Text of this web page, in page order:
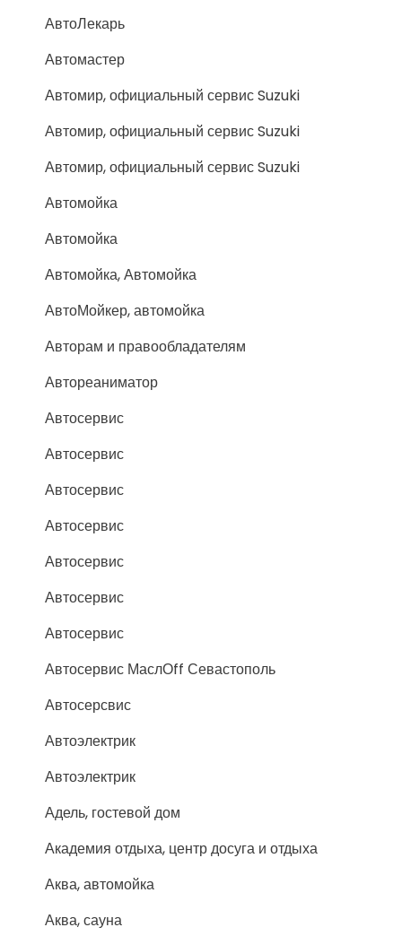
АвтоЛекарь
Автомастер
Автомир, официальный сервис Suzuki
Автомир, официальный сервис Suzuki
Автомир, официальный сервис Suzuki
Автомойка
Автомойка
Автомойка, Автомойка
АвтоМойкер, автомойка
Авторам и правообладателям
Автореаниматор
Автосервис
Автосервис
Автосервис
Автосервис
Автосервис
Автосервис
Автосервис
Автосервис МаслОff Севастополь
Автосерсвис
Автоэлектрик
Автоэлектрик
Адель, гостевой дом
Академия отдыха, центр досуга и отдыха
Аква, автомойка
Аква, сауна